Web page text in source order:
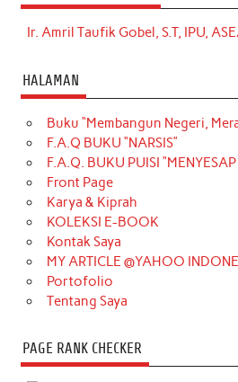
Ir. Amril Taufik Gobel, S.T, IPU,
HALAMAN
Buku “Membangun Negeri,
F.A.Q BUKU “NARSIS”
F.A.Q. BUKU PUISI “MENYESAP
Front Page
Karya & Kiprah
KOLEKSI E-BOOK
Kontak Saya
MY ARTICLE @YAHOO
Portofolio
Tentang Saya
PAGE RANK CHECKER